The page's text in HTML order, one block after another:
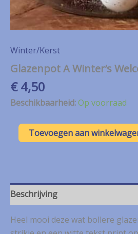
Winter/Kerst
Glazenpot A Winter’s
€4,50
Beschikbaarheid:Op voorraad
GlazenpotToevoegen aan
Beschrijving
Heel mooi deze wat bollere